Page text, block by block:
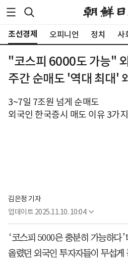
조선경제 오피니언 정치 사
"코스피 6000도 가능"
주간 순매도 '역대 최대'
3~7일 7조원 넘게 순매도
외국인 한국증시 매도 이유 3가지
김은정 기자
업데이트 2025.11.10. 10:04
‘코스피 5000은 충분히 가능하다
올렸던 외국인 투자자들이 무섭